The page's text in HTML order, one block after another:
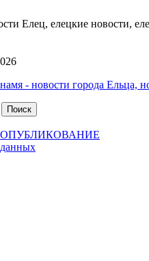
Елец, елецкие новости,
- новости города Ельца,